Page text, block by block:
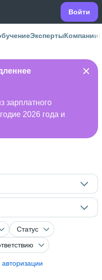
Войти
ЭкспертыКомпании
зарплатного
2026 года и
Статус
авторизации